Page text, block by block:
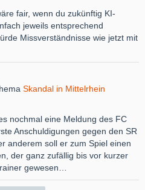
fair, wenn du zukünftig KI-
jeweils entsprechend
Missverständnisse wie jetzt mit
Skandal in Mittelrhein
nochmal eine Meldung des FC
Anschuldigungen gegen den SR
anderem soll er zum Spiel einen
der ganz zufällig bis vor kurzer
gewesen…